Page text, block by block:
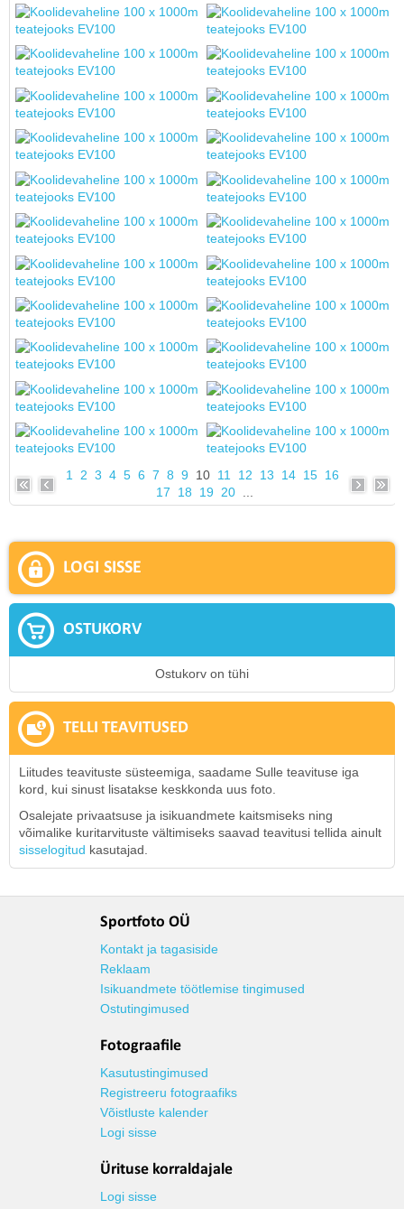
1 2 3 4 5 6 7 8 9 10 11 12 13 14 15 16
17
18 19 20...
LOGI SISSE
OSTUKORV
Ostukorv on tühi
TELLI TEAVITUSED
Liitudes teavituste süsteemiga, saadame Sulle teavituse iga
kord, kui sinust lisatakse keskkonda uus foto.
Osalejate privaatsuse ja isikuandmete kaitsmiseks ning
võimalike kuritarvituste vältimiseks saavad teavitusi tellida ainult
sisselogitud kasutajad.
Sportfoto OÜ
Kontakt ja tagasiside
Reklaam
Isikuandmete töötlemise tingimused
Ostutingimused
Fotograafile
Kasutustingimused
Registreeru fotograafiks
Võistluste kalender
Logi sisse
Ürituse korraldajale
Logi sisse